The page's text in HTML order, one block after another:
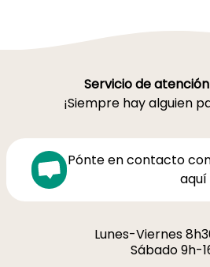
Servicio de
¡Siempre hay alguien
Pónte en contacto
aquí
Lunes-Viernes
Sábado 9h-